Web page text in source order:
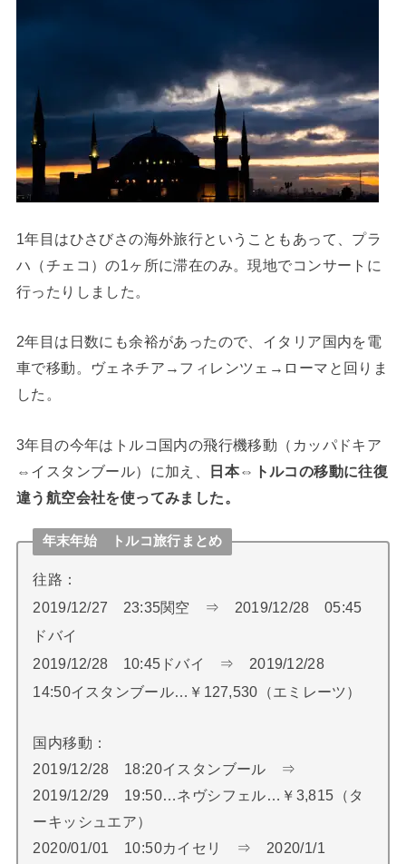
1年目はひさびさの海外旅行ということもあって、プラ
ハ（チェコ）の1ヶ所に滞在のみ。現地でコンサートに
行ったりしました。
2年目は日数にも余裕があったので、イタリア国内を電
車で移動。ヴェネチア→フィレンツェ→ローマと回りま
した。
3年目の今年はトルコ国内の飛行機移動（カッパドキア
⇔イスタンブール）に加え、
日本⇔トルコの移動に往復
違う航空会社を使ってみました。
年末年始 トルコ旅行まとめ
往路：
2019/12/27 23:35関空 ⇒ 2019/12/28 05:45
ドバイ
2019/12/28 10:45ドバイ ⇒ 2019/12/28
14:50イスタンブール…￥127,530（エミレーツ）
国内移動：
2019/12/28 18:20イスタンブール ⇒
2019/12/29 19:50…ネヴシフェル…￥3,815（タ
ーキッシュエア）
2020/01/01 10:50カイセリ ⇒ 2020/1/1